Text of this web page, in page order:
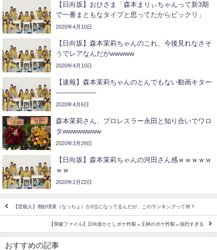
【日向坂】おひさま「森本まりぃちゃんって新3期
で一番まともなタイプと思ってたからビックリ」
2020年4月10日
【日向坂】森本茉莉ちゃんのこれ、今後見れなさそ
うでレアなんだがwwwww
2020年4月10日
【速報】森本茉莉ちゃんのとんでもない動画キター
――――――
2020年4月6日
森本茉莉さん、プロレスラー永田と知り合いでワロ
タwwwwwwww
2020年3月29日
【日向坂】森本茉莉ちゃんの河田さん感ｗｗｗｗｗ
ｗｗ
2020年2月22日
【芸能人】潮紗理菜（なっちょ）が2位になってるんだが、このランキングって何？
【突破ファイル】日向坂かとしボケ炸裂→王林のボケ炸裂→強烈すぎる
おすすめの記事